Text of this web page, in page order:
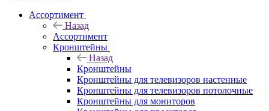
Ассортимент
Назад
Ассортимент
Кронштейны
Назад
Кронштейны
Кронштейны для телевизоров настенные
Кронштейны для телевизоров потолочные
Кронштейны для мониторов